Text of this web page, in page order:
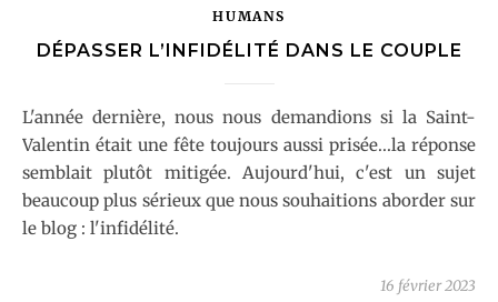
HUMANS
DÉPASSER L’INFIDÉLITÉ DANS LE COUPLE
L'année dernière, nous nous demandions si la Saint-
Valentin était une fête toujours aussi prisée...la réponse
semblait plutôt mitigée. Aujourd'hui, c'est un sujet
beaucoup plus sérieux que nous souhaitions aborder sur
le blog : l'infidélité.
16 février 2023